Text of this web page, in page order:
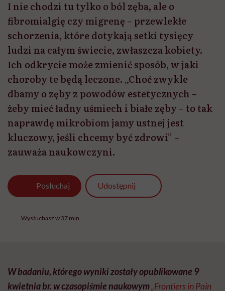
I nie chodzi tu tylko o ból zęba, ale o
fibromialgię czy migrenę – przewlekłe
schorzenia, które dotykają setki tysięcy
ludzi na całym świecie, zwłaszcza kobiety.
Ich odkrycie może zmienić sposób, w jaki
choroby te będą leczone. „Choć zwykle
dbamy o zęby z powodów estetycznych –
żeby mieć ładny uśmiech i białe zęby – to tak
naprawdę mikrobiom jamy ustnej jest
kluczowy, jeśli chcemy być zdrowi” –
zauważa naukowczyni.
Posłuchaj Udostępnij
Wysłuchasz w 37 min
W badaniu, którego wyniki zostałyopublikowane 9
kwietnia br. w czasopiśmie naukowym„Frontiers in Pain